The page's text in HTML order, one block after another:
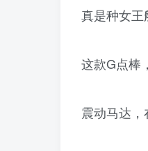
真是种女王
这款G点棒
震动马达，